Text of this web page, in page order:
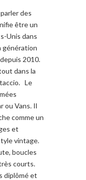
des
être un
Unis dans
génération
2010.
dans la
Le
ou Vans. Il
comme un
et
vintage.
boucles
courts.
diplômé et